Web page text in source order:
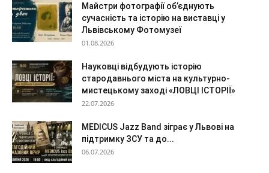
Майстри фотографії об’єднують
сучасність та історію на виставці у
Львівському Фотомузеї
01.08.2026
Науковці відбудують історію
стародавнього міста на культурно-
мистецькому заході «ЛОВЦІ ІСТОРІЇ»
22.07.2026
MEDICUS Jazz Band зіграє у Львові на
підтримку ЗСУ та до...
06.07.2026